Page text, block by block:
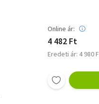
Online ár:
4 482 Ft
Eredeti ár: 4 980